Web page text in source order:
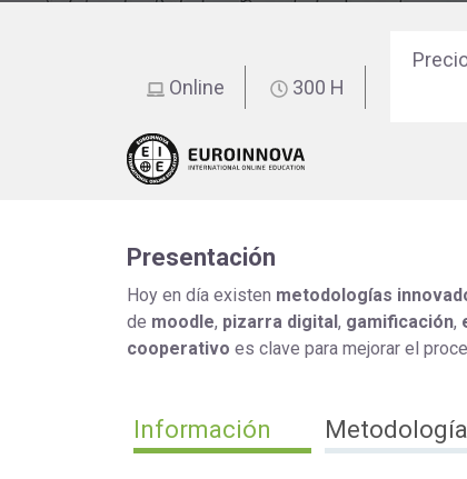
Online 300 H
Presentación
Hoy en día existen metodologías
de moodle, pizarra digital , gamificación,
cooperativo es clave para mejorar el
Información Metodología